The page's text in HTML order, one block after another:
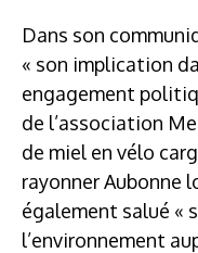
Dans son
« son implication
engagement
de l’association
de miel en vélo
rayonner Aubonne
également salué «
l’environnement